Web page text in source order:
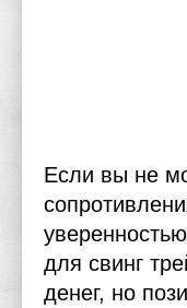
Если вы не
для свинг
денег, но